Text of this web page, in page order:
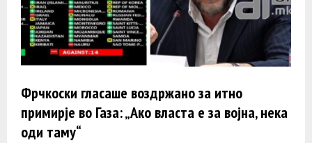
Фрчкоски гласаше воздржано за итно
примирје во Газа: „Ако власта е за војна, нека
оди таму“